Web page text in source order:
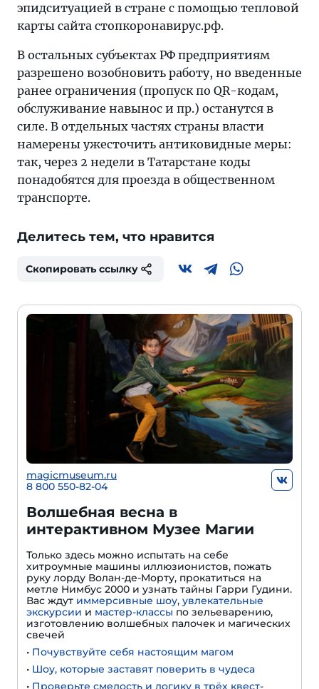
эпидситуацией в стране с помощью тепловой
карты сайта стопкоронавирус.рф.
В остальных субъектах РФ предприятиям
разрешено возобновить работу, но введенные
ранее ограничения (пропуск по QR-кодам,
обслуживание навынос и пр.) останутся в
силе. В отдельных частях страны власти
намерены ужесточить антиковидные меры:
так, через 2 недели в Татарстане коды
понадобятся для проезда в общественном
транспорте.
Делитесь тем, что нравится
Скопировать ссылку
magicmuseum.ru
8 800 550-82-04
Волшебная весна в
интерактивном Музее Магии
Только здесь можно испытать на себе
хитроумные машины иллюзионистов, пожать
руку лорду Волан-де-Морту, прокатиться на
метле Нимбус 2000 и узнать тайны Гарри Гудини.
Вас ждут иммерсивные шоу, увлекательные
экскурсии и мастер-классы по зельеварению,
изготовлению волшебных палочек и магических
свечей
• Почувствуйте себя настоящим магом
• Шоу, которые заставят поверить в чудеса
• Проверьте смелость и логику в трёх квест-